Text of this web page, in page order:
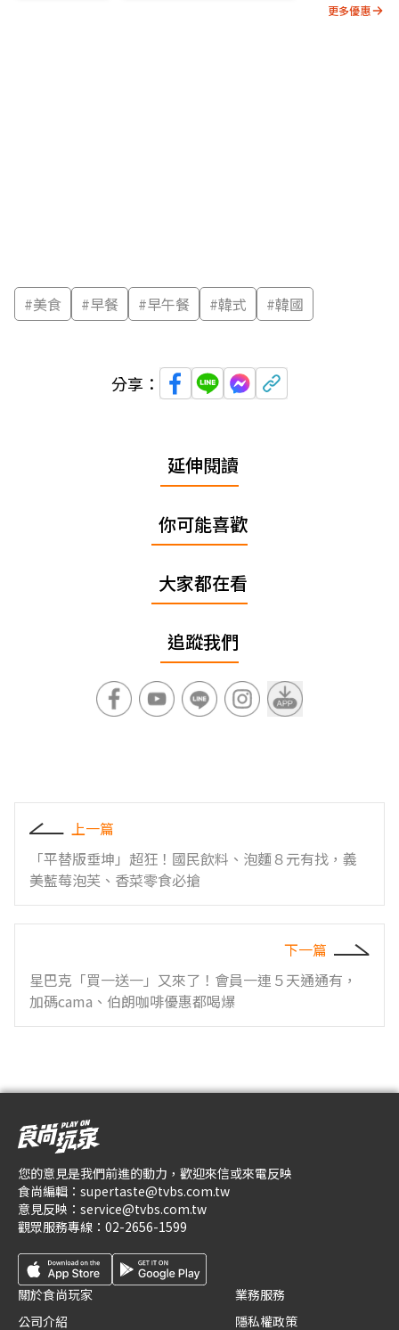
更多優惠
#美食 #早餐 #早午餐 #韓式 #韓國
分享：
延伸閱讀
你可能喜歡
大家都在看
追蹤我們
上一篇
「平替版垂坤」超狂！國民飲料、泡麵８元有找，義
美藍莓泡芙、香菜零食必搶
下一篇
星巴克「買一送一」又來了！會員一連５天通通有，
加碼cama、伯朗咖啡優惠都喝爆
您的意見是我們前進的動力，歡迎來信或來電反映
食尚編輯： supertaste@tvbs.com.tw
意見反映： service@tvbs.com.tw
觀眾服務專線： 02-2656-1599
關於食尚玩家
公司介紹
業務服務
隱私權政策